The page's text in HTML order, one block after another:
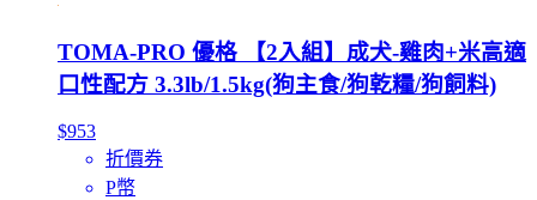
TOMA-PRO 優格 【2入組】成犬-雞肉+米高適
口性配方 3.3lb/1.5kg(狗主食/狗乾糧/狗飼料)
$953
折價券
P幣